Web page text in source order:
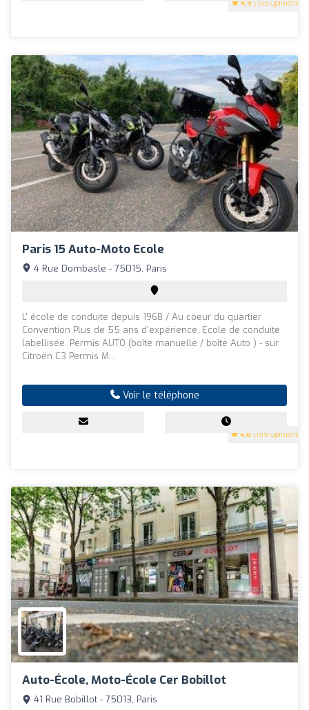
4.9 (193 Opinions)
Paris 15 Auto-Moto Ecole
4.8 (199 Opinions)
4 Rue Dombasle - 75015, Paris
L' école de conduite depuis 1968 / Au coeur du quartier
Convention Plus de 55 ans d'expérience. Ecole de conduite
labellisée. Permis AUTO (boîte manuelle / boîte Auto ) - sur
Citroën C3 Permis M...
Voir le téléphone
Auto-École, Moto-École Cer Bobillot
41 Rue Bobillot - 75013, Paris